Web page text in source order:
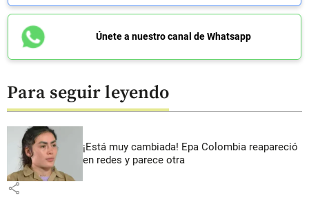
Únete a nuestro canal de Whatsapp
Para seguir leyendo
¡Está muy cambiada! Epa Colombia reapareció
en redes y parece otra
share